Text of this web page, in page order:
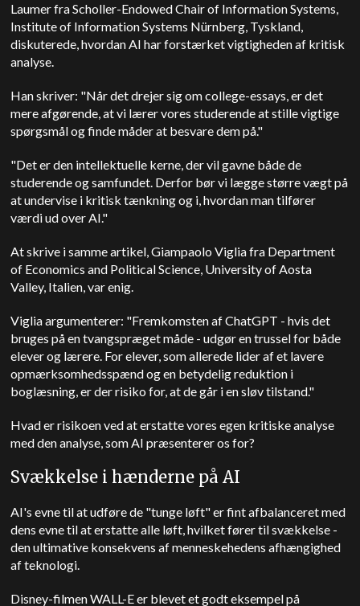
Laumer fra Scholler-Endowed Chair of Information Systems,
Institute of Information Systems Nürnberg, Tyskland,
diskuterede, hvordan AI har forstærket vigtigheden af kritisk
analyse.
Han skriver: "Når det drejer sig om college-essays, er det
mere afgørende, at vi lærer vores studerende at stille vigtige
spørgsmål og finde måder at besvare dem på."
"Det er den intellektuelle kerne, der vil gavne både de
studerende og samfundet. Derfor bør vi lægge større vægt på
at undervise i kritisk tænkning og i, hvordan man tilfører
værdi ud over AI."
At skrive isamme artikel,Giampaolo Viglia fra Department
of Economics and Political Science, University of Aosta
Valley, Italien, var enig.
Viglia argumenterer: "Fremkomsten af ChatGPT - hvis det
bruges på en tvangspræget måde - udgør en trussel for både
elever og lærere. For elever, som allerede lider af et lavere
opmærksomhedsspænd og en betydelig reduktion i
boglæsning, er der risiko for, at de går i en sløv tilstand."
Hvad er risikoen ved at erstatte vores egen kritiske analyse
med den analyse, som AI præsenterer os for?
Svækkelse i hænderne på AI
AI's evne til at udføre de "tunge løft" er fint afbalanceret med
dens evne til at erstatte alle løft, hvilket fører til svækkelse -
den ultimative konsekvens af menneskehedens afhængighed
af teknologi.
Disney-filmen WALL-E er blevet et godt eksempel på